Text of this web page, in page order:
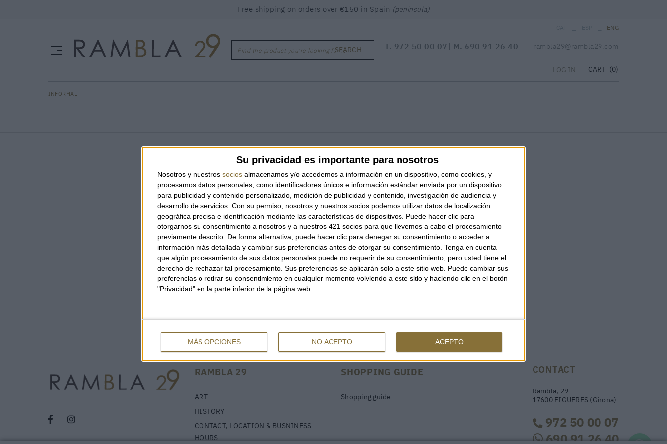
Su privacidad es importante para nosotros
Nosotros y nuestros socios almacenamos y/o accedemos a información en un dispositivo, como cookies, y
procesamos datos personales, como identificadores únicos e información estándar enviada por un dispositivo
para publicidad y contenido personalizado, medición de publicidad y contenido, investigación de audiencia y
desarrollo de servicios. Con su permiso, nosotros y nuestros socios podemos utilizar datos de localización
geográfica precisa e identificación mediante las características de dispositivos. Puede hacer clic para
otorgarnos su consentimiento a nosotros y a nuestros 421 socios para que llevemos a cabo el procesamiento
previamente descrito. De forma alternativa, puede hacer clic para denegar su consentimiento o acceder a
información más detallada y cambiar sus preferencias antes de otorgar su consentimiento. Tenga en cuenta
que algún procesamiento de sus datos personales puede no requerir de su consentimiento, pero usted tiene el
derecho de rechazar tal procesamiento. Sus preferencias se aplicarán solo a este sitio web. Puede cambiar sus
preferencias o retirar su consentimiento en cualquier momento volviendo a este sitio y haciendo clic en el botón
"Privacidad" en la parte inferior de la página web.
MÁS OPCIONES NO ACEPTO ACEPTO
Free shipping on orders over €150 in Spain (peninsula)
Find the product you're looking for ...SEARCH
ENG
T. 972 50 00 07 | M. 690 91 26 40 rambla29@rambla29.com
LOG IN CART (0)
INFORMAL
RAMBLA 29
ART
HISTORY
CONTACT, LOCATION & BUSNINESS
HOURS
SHOPPING GUIDE
Shopping guide
CONTACT
Rambla, 29
17600 FIGUERES (Girona)
972 50 00 07
690 91 26 40